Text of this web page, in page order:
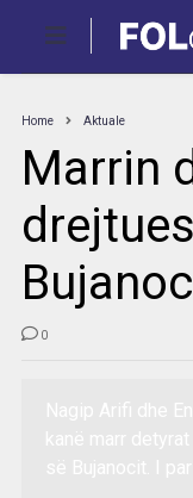
Home Aktuale
Marrin
0